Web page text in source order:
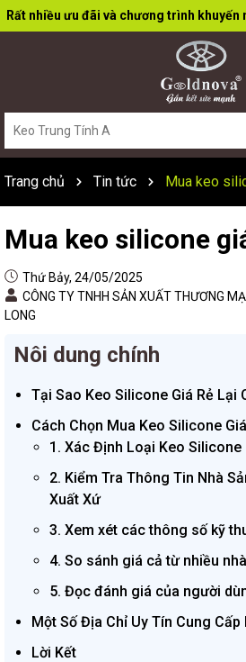
Rất nhiều ưu đãi và chương trình khuyến
Trang chủ Tin tức Mua keo
Mua keo silicone
Thứ Bảy, 24/05/2025
CÔNG TY TNHH SẢN XUẤT THƯƠNG
LONG
Nôi dung chính
Tại Sao Keo Silicone Giá Rẻ Lại
Cách Chọn Mua Keo Silicone
1. Xác Định Loại Keo Silicone
2. Kiểm Tra Thông Tin Nhà
Xuất Xứ
3. Xem xét các thông số kỹ
4. So sánh giá cả từ nhiều
5. Đọc đánh giá của người
Một Số Địa Chỉ Uy Tín Cung Cấp
Lời Kết